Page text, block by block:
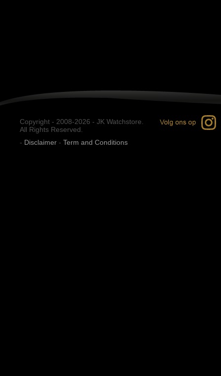
Copyright - 2008-2026 - JK Watchstore.
All Rights Reserved.
- Disclaimer - Term and Conditions